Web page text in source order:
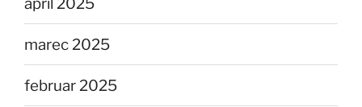
marec 2025
februar 2025